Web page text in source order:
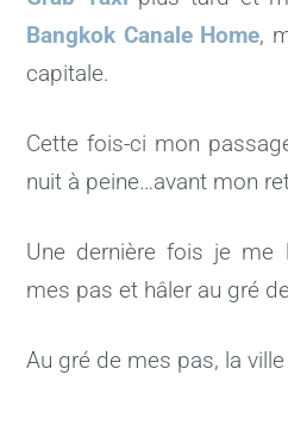
Bangkok Canale Home,
capitale.
Cette fois-ci mon
nuit à peine…avant mon
Une dernière fois je me
mes pas et hâler au gré
Au gré de mes pas, la